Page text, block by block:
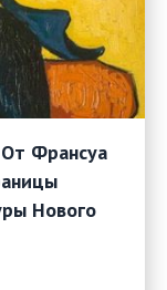
Франсуа
Нового